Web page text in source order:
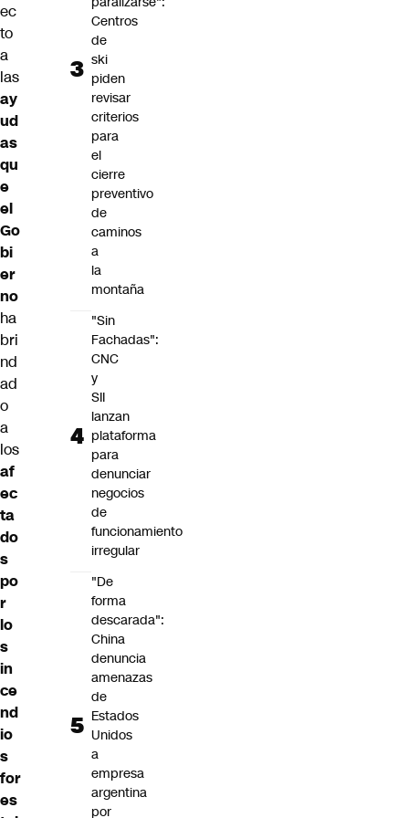
ec
to
a
las
ay
ud
as
qu
e
el
Go
bi
er
no
ha
bri
nd
ad
o
a
los
af
ec
ta
do
s
po
r
lo
s
in
ce
nd
io
s
for
es
Centros
de
ski
piden
revisar
criterios
para
el
cierre
preventivo
de
caminos
a
la
montaña
"Sin
Fachadas":
CNC
y
SII
lanzan
plataforma
para
denunciar
negocios
de
funcionamiento
irregular
"De
forma
descarada":
China
denuncia
amenazas
de
Estados
Unidos
a
empresa
argentina
por